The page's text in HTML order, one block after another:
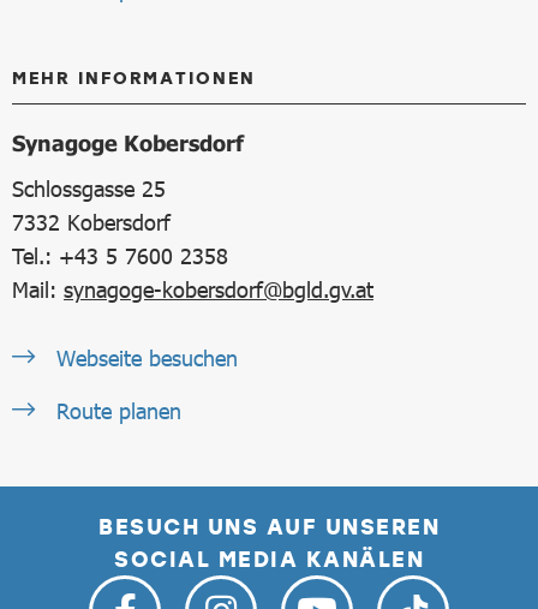
MEHR INFORMATIONEN
Synagoge Kobersdorf
Schlossgasse 25
7332 Kobersdorf
Tel.: +43 5 7600 2358
Mail: synagoge-kobersdorf@bgld.gv.at
Webseite besuchen
Route planen
BESUCH UNS AUF UNSEREN
SOCIAL MEDIA KANÄLEN